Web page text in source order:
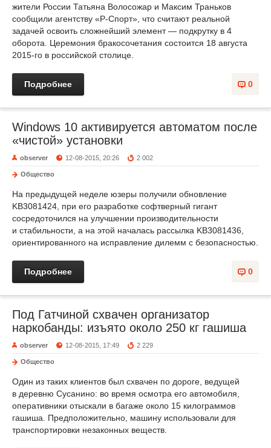
жители России Татьяна Волосожар и Максим Траньков
сообщили агентству «Р-Спорт», что считают реальной
задачей освоить сложнейший элемент — подкрутку в 4
оборота. Церемония бракосочетания состоится 18 августа
2015-го в российской столице.
0
Подробнее
Windows 10 активируется автоматом после
«чистой» установки
observer 12-08-2015, 20:26 2 002
Общество
На предыдущей неделе юзеры получили обновление
KB3081424, при его разработке софтверный гигант
сосредоточился на улучшении производительности
и стабильности, а на этой началась рассылка KB3081436,
ориентированного на исправление дилемм с безопасностью.
0
Подробнее
Под Гатчиной схвачен организатор
наркобанды: изъято около 250 кг гашиша
observer 12-08-2015, 17:49 2 229
Общество
Один из таких клиентов был схвачен по дороге, ведущей
в деревню Сусанино: во время осмотра его автомобиля,
оперативники отыскали в багаже около 15 килограммов
гашиша. Предположительно, машину использовали для
транспортировки незаконных веществ.